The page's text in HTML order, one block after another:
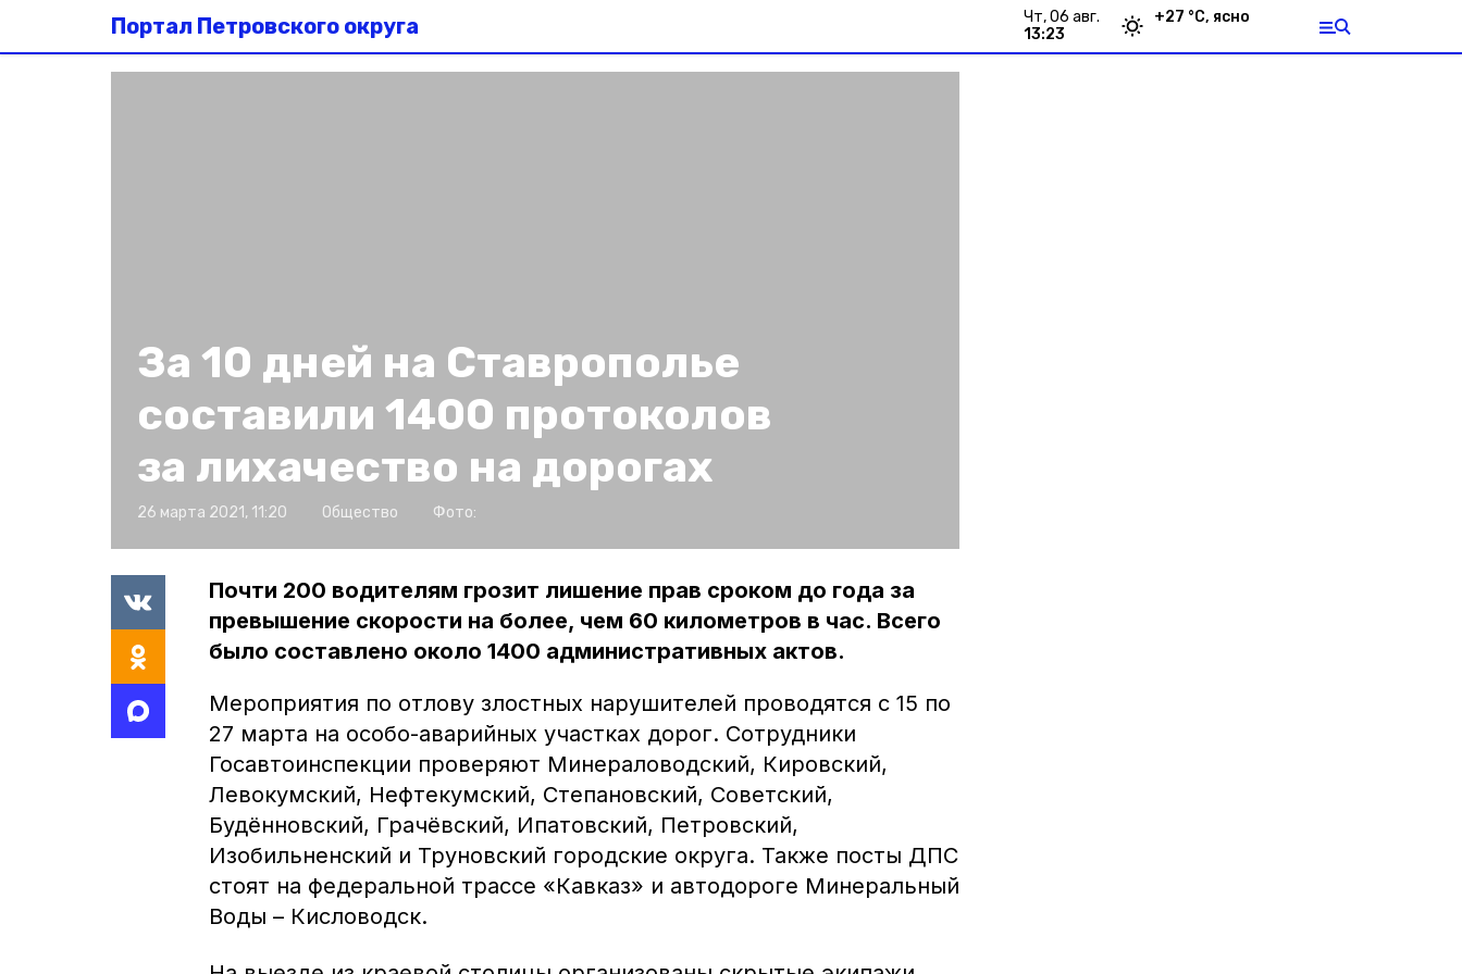
Портал Петровского округа
чт, 06 авг.
13:23
+27 °С, ясно
За 10 дней на Ставрополье
составили 1400 протоколов
за лихачество на дорогах
26 марта 2021, 11:20 Общество Фото:
Почти 200 водителям грозит лишение прав сроком до года за
превышение скорости на более, чем 60 километров в час. Всего
было составлено около 1400 административных актов.
Мероприятия по отлову злостных нарушителей проводятся с 15 по
27 марта на особо-аварийных участках дорог. Сотрудники
Госавтоинспекции проверяют Минераловодский, Кировский,
Левокумский, Нефтекумский, Степановский, Советский,
Будённовский, Грачёвский, Ипатовский, Петровский,
Изобильненский и Труновский городские округа. Также посты ДПС
стоят на федеральной трассе «Кавказ» и автодороге Минеральный
Воды – Кисловодск.